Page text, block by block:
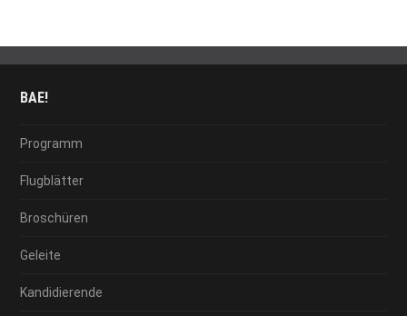
BAE!
Programm
Flugblätter
Broschüren
Geleite
Kandidierende